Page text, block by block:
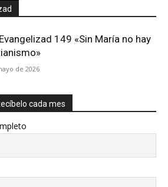
149 «Sin María no hay
de 2026
cada mes